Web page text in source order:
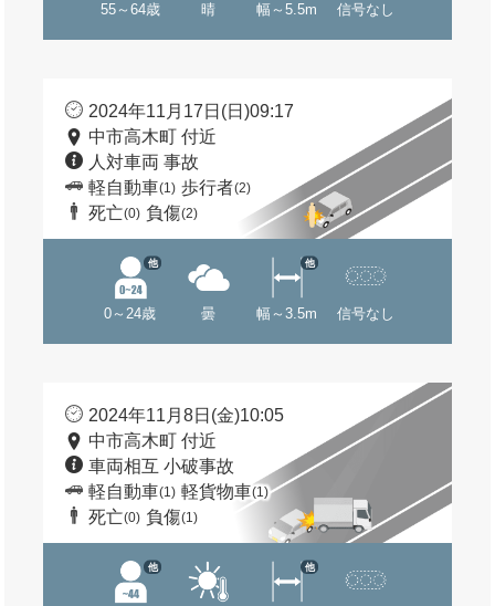
55～64歳 晴 幅～5.5m 信号なし
2024年11月17日(日)09:17
中市高木町 付近
人対車両 事故
軽自動車(1) 歩行者(2)
死亡(0) 負傷(2)
0～24歳
他
曇 幅～3.5m
他
信号なし
2024年11月8日(金)10:05
中市高木町 付近
車両相互 小破事故
軽自動車(1) 軽貨物車(1)
死亡(0) 負傷(1)
他 他